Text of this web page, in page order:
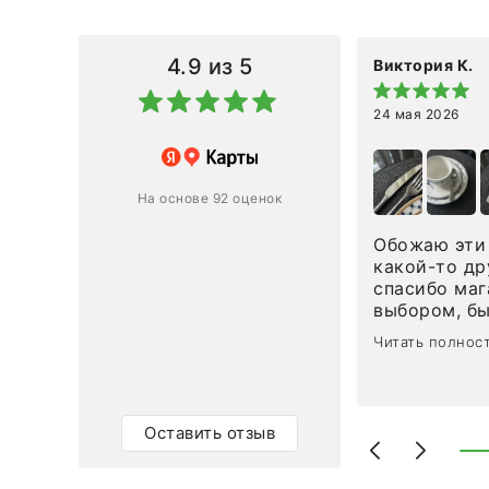
4.9 из 5
На основе 92 оценок
Оставить отзыв
магазину за оперативную
приехал ко мне целым и
Виктория К.
24 мая 2026
Обожаю эти
какой-то
спасибо
выбором,
сервисом.
чайные
доставили
торжеству.
Читать